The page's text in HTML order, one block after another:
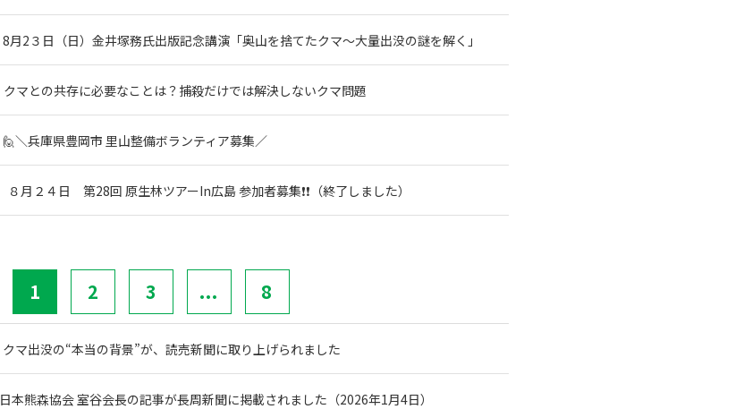
8月2３日（日）金井塚務氏出版記念講演「奥山を捨てたクマ～大量出没の謎を解く」
クマとの共存に必要なことは？捕殺だけでは解決しないクマ問題
🙋＼兵庫県豊岡市 里山整備ボランティア募集／
８月２４日 第28回 原生林ツアーIn広島 参加者募集❗❗（終了しました）
1 2 3 ... 8
クマ出没の“本当の背景”が、読売新聞に取り上げられました
日本熊森協会 室谷会長の記事が長周新聞に掲載されました（2026年1月4日）